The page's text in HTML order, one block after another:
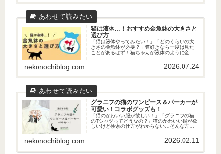
猫は液体…！おすすめ金魚鉢の大きさと
選び方
「猫は液体やってみたい！」「どのくらいの大
きさの金魚鉢が必要？」猫好きなら一度は見た
ことがあるはず！猫ちゃんが液体のように金魚
みたい！という方は多いのではないでしょう
か。でも、どんな金魚鉢が良いかわ...
nekonochiblog.com 2026.07.24
グラニフの猫のワンピース＆パーカーが
可愛い！コラボグッズも！
「猫のかわいい服が欲しい！」「グラニフの猫
のTシャツってどうなの？」猫のかわいい服が欲
しいけど検索の仕方がわからない…そんな方
のでご紹介します。それは…「グラニフの猫の
服」です！猫好きの私が責任をも...
nekonochiblog.com 2026.02.11